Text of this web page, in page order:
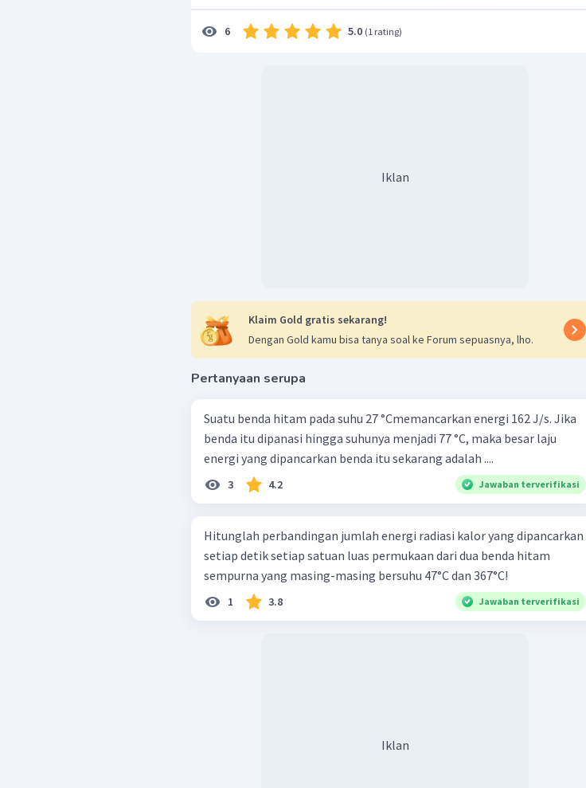
6 5.0 (1 rating)
Iklan
Klaim Gold gratis sekarang!
Dengan Gold kamu bisa tanya soal ke Forum sepuasnya, lho.
Pertanyaan serupa
Suatu benda hitam pada suhu 27 °Cmemancarkan energi 162 J/s. Jika
benda itu dipanasi hingga suhunya menjadi 77 °C, maka besar laju
energi yang dipancarkan benda itu sekarang adalah ....
3 4.2 Jawaban terverifikasi
Hitunglah perbandingan jumlah energi radiasi kalor yang dipancarkan
setiap detik setiap satuan luas permukaan dari dua benda hitam
sempurna yang masing-masing bersuhu 47°C dan 367°C!
1 3.8 Jawaban terverifikasi
Iklan